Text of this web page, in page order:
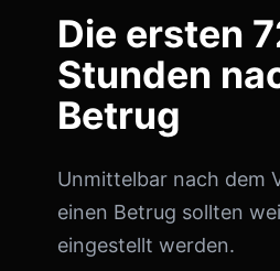
Die ersten
Stunden
Betrug
Unmittelbar nach dem
einen Betrug sollten
eingestellt werden.